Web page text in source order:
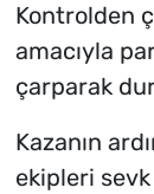
Kontrolden
amacıyla
çarparak
Kazanın
ekipleri